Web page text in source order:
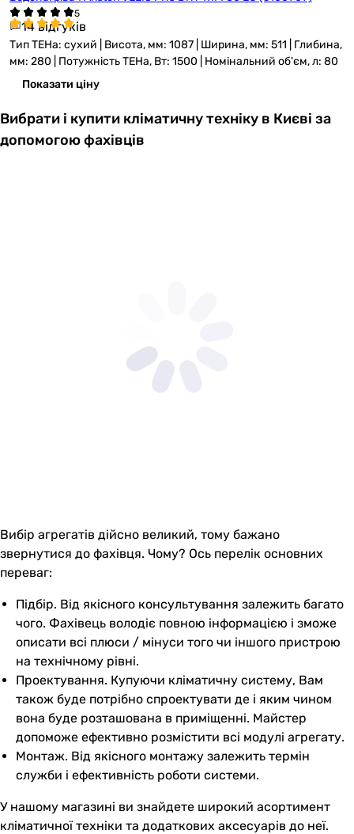
14 відгуків
Тип ТЕНа: сухий | Висота, мм: 1087 | Ширина, мм: 511 | Глибина,
мм: 280 | Потужність ТЕНа, Вт: 1500 | Номінальний об'єм, л: 80
Показати ціну
Вибрати і купити кліматичну техніку в Києві за
допомогою фахівців
Вибір агрегатів дійсно великий, тому бажано
звернутися до фахівця. Чому? Ось перелік основних
переваг:
Підбір. Від якісного консультування залежить багато
чого. Фахівець володіє повною інформацією і зможе
описати всі плюси / мінуси того чи іншого пристрою
на технічному рівні.
Проектування. Купуючи кліматичну систему, Вам
також буде потрібно спроектувати де і яким чином
вона буде розташована в приміщенні. Майстер
допоможе ефективно розмістити всі модулі агрегату.
Монтаж. Від якісного монтажу залежить термін
служби і ефективність роботи системи.
У нашому магазині ви знайдете широкий асортимент
кліматичної техніки та додаткових аксесуарів до неї.